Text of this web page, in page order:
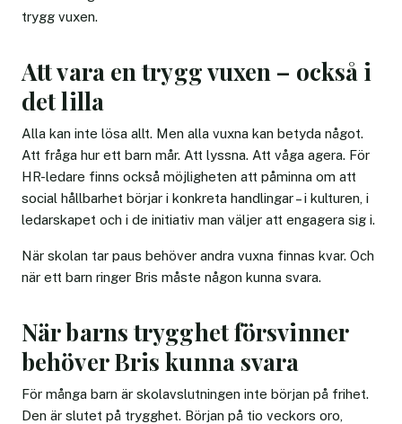
trygg vuxen.
Att vara en trygg vuxen – också i
det lilla
Alla kan inte lösa allt. Men alla vuxna kan betyda något.
Att fråga hur ett barn mår. Att lyssna. Att våga agera. För
HR-ledare finns också möjligheten att påminna om att
social hållbarhet börjar i konkreta handlingar – i kulturen, i
ledarskapet och i de initiativ man väljer att engagera sig i.
När skolan tar paus behöver andra vuxna finnas kvar. Och
när ett barn ringer Bris måste någon kunna svara.
När barns trygghet försvinner
behöver Bris kunna svara
För många barn är skolavslutningen inte början på frihet.
Den är slutet på trygghet. Början på tio veckors oro,